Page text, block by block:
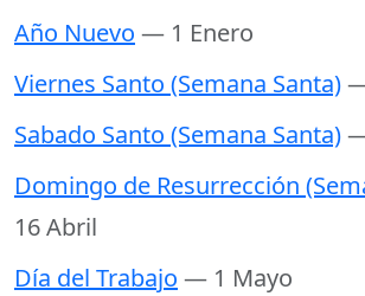
Año Nuevo — 1 Enero
Viernes Santo (Semana Santa)
Sabado Santo (Semana Santa)
Domingo de Resurrección
16 Abril
Día del Trabajo — 1 Mayo